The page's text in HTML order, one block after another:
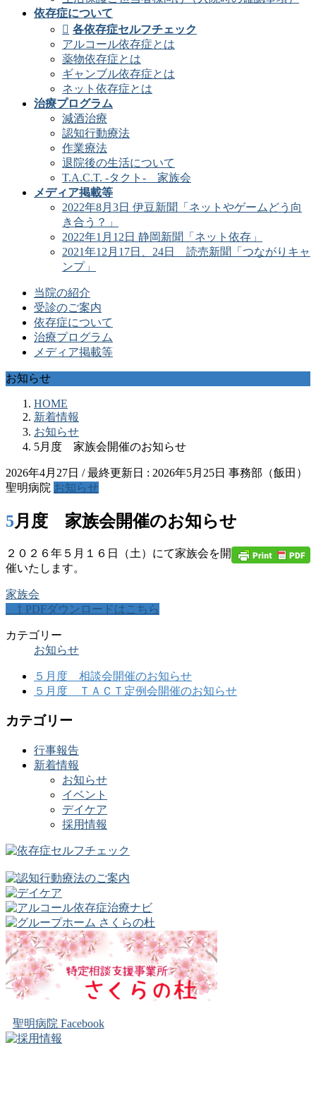
依存症について
各依存症セルフチェック
アルコール依存症とは
薬物依存症とは
ギャンブル依存症とは
ネット依存症とは
治療プログラム
減酒治療
認知行動療法
作業療法
退院後の生活について
T.A.C.T. -タクト- 家族会
メディア掲載等
2022年8月3日 伊豆新聞「ネットやゲームどう向
き合う？」
2022年1月12日 静岡新聞「ネット依存」
2021年12月17日、24日 読売新聞「つながりキャ
ンプ」
当院の紹介
受診のご案内
依存症について
治療プログラム
メディア掲載等
お知らせ
HOME
新着情報
お知らせ
5月度 家族会開催のお知らせ
2026年4月27日 / 最終更新日 : 2026年5月25日 事務部（飯田）
聖明病院 お知らせ
5月度 家族会開催のお知らせ
２０２６年５月１６日（土）にて家族会を開
催いたします。
家族会
⇧ PDFダウンロードはこちら
カテゴリー
お知らせ
５月度 相談会開催のお知らせ
５月度 ＴＡＣＴ定例会開催のお知らせ
カテゴリー
行事報告
新着情報
お知らせ
イベント
デイケア
採用情報
聖明病院 Facebook